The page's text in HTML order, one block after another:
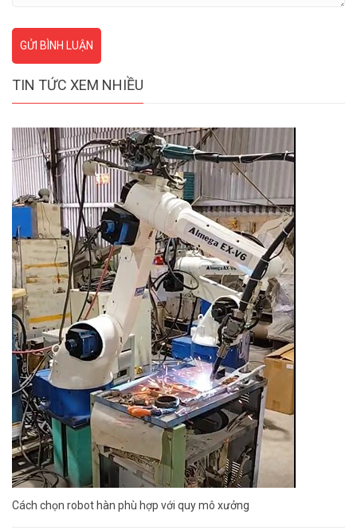
GỬI BÌNH LUẬN
TIN TỨC XEM NHIỀU
Cách chọn robot hàn phù hợp với quy mô xưởng